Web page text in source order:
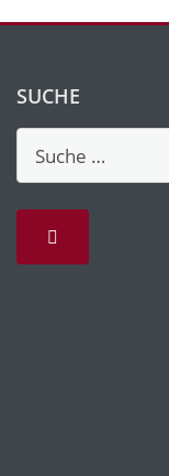
SUCHE